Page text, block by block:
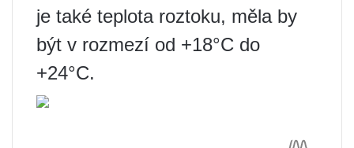
je také teplota roztoku, měla by
být v rozmezí od +18°C do
+24°C.